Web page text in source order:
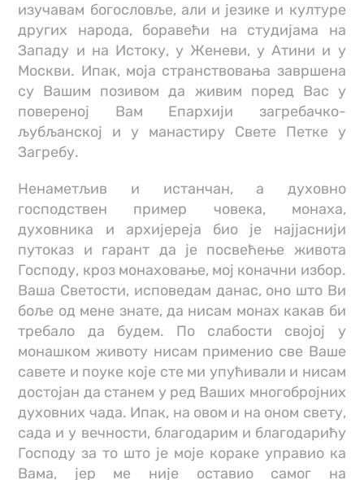
изучавам богословље, али и језике и културе
других народа, боравећи на студијама на
Западу и на Истоку, у Женеви, у Атини и у
Москви. Ипак, моја странствовања завршена
су Вашим позивом да живим поред Вас у
повереној Вам Епархији загребачко-
љубљанској и у манастиру Свете Петке у
Загребу.
Ненаметљив и истанчан, а духовно
господствен пример човека, монаха,
духовника и архијереја био је најјаснији
путоказ и гарант да је посвећење живота
Господу, кроз монаховање, мој коначни избор.
Ваша Светости, исповедам данас, оно што Ви
боље од мене знате, да нисам монах какав би
требало да будем. По слабости својој у
монашком животу нисам применио све Ваше
савете и поуке које сте ми упућивали и нисам
достојан да станем у ред Ваших многобројних
духовних чада. Ипак, на овом и на оном свету,
сада и у вечности, благодарим и благодарићу
Господу за то што је моје кораке управио ка
Вама, јер ме није оставио самог на